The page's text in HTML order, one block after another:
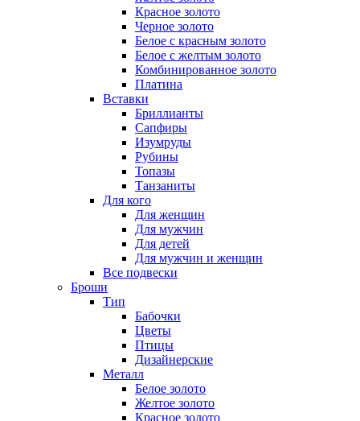
Красное золото
Черное золото
Белое с красным золото
Белое с желтым золото
Комбинированное золото
Платина
Вставки
Бриллианты
Сапфиры
Изумруды
Рубины
Топазы
Танзаниты
Для кого
Для женщин
Для мужчин
Для детей
Для мужчин и женщин
Все подвески
Броши
Тип
Бабочки
Цветы
Птицы
Дизайнерские
Металл
Белое золото
Желтое золото
Красное золото